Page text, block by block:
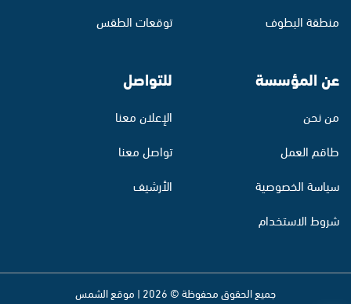
منطقة البطوف
توقعات الطقس
عن المؤسسة
من نحن
طاقم العمل
سياسة الخصوصية
شروط الاستخدام
للتواصل
الإعلان معنا
تواصل معنا
الأرشيف
جميع الحقوق محفوظة © 2026 | موقع الشمس